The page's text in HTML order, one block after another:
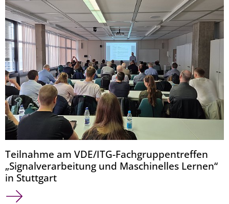
Teilnahme am VDE/ITG-Fachgruppentreffen
„Signalverarbeitung und Maschinelles Lernen“
in Stuttgart